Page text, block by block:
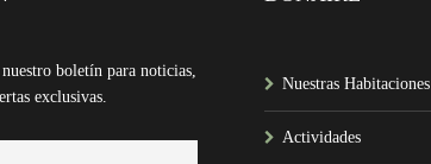
boletín para noticias,
exclusivas.
Nuestras Habitaciones
Actividades